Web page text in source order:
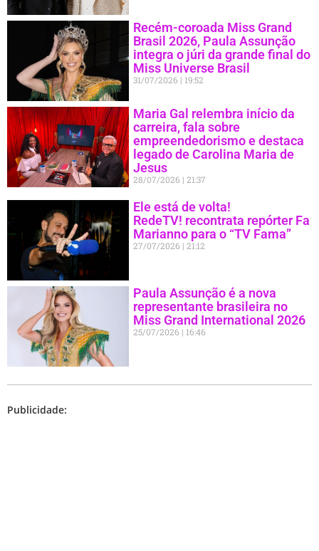
Recém-coroada Miss Grand
Brasil 2026, Paula Assunção
integra o júri da grande final do
Miss Universe Brasil
31/07/2026 19:52
Maria Gal relembra início da
carreira, fala sobre
empreendedorismo e destaca
legado de Carolina Maria de
Jesus
28/07/2026 21:37
Ele está de volta!
RedeTV! recontrata repórter Fa
Marianno para o “TV Fama”
27/07/2026 21:12
Paula Assunção é a nova
representante brasileira no
Miss Grand International 2026
25/07/2026 16:46
Publicidade: